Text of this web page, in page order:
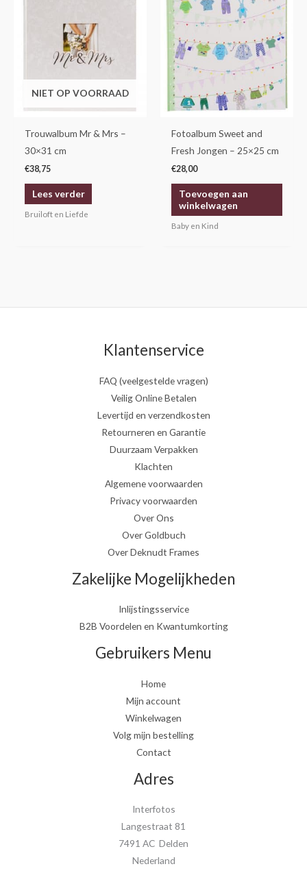
NIET OP VOORRAAD
Trouwalbum Mr & Mrs –
30×31 cm
€38,75
Lees verder
Bruiloft en Liefde
Fotoalbum Sweet and
Fresh Jongen – 25×25 cm
€28,00
Toevoegen aan
winkelwagen
Baby en Kind
Klantenservice
FAQ (veelgestelde vragen)
Veilig Online Betalen
Levertijd en verzendkosten
Retourneren en Garantie
Duurzaam Verpakken
Klachten
Algemene voorwaarden
Privacy voorwaarden
Over Ons
Over Goldbuch
Over Deknudt Frames
Zakelijke Mogelijkheden
Inlijstingsservice
B2B Voordelen en Kwantumkorting
Gebruikers Menu
Home
Mijn account
Winkelwagen
Volg mijn bestelling
Contact
Adres
Interfotos
Langestraat 81
7491 AC Delden
Nederland